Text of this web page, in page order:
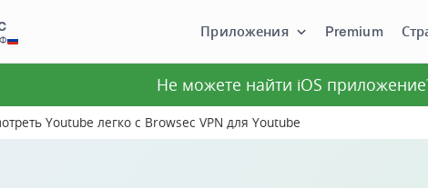
Приложения Premium
Не можете найти iOS
Youtube легко с Browsec VPN для Youtube